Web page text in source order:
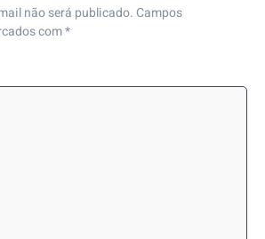
não será publicado. Campos
com*